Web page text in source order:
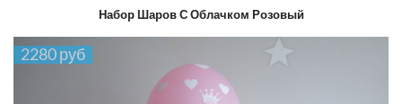
Набор Шаров С Облачком Розовый
2280 руб